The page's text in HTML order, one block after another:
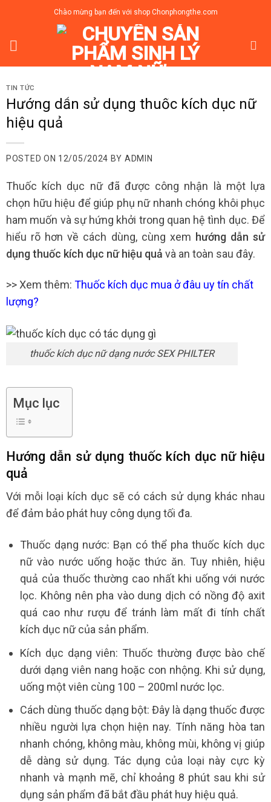
Chào mừng bạn đến với shop Chonphongthe.com
TIN TỨC
Hướng dẫn sử dụng thuốc kích dục nữ
hiệu quả
POSTED ON 12/05/2024 BY ADMIN
Thuốc kích dục nữ đã được công nhận là một lựa
chọn hữu hiệu để giúp phụ nữ nhanh chóng khôi phục
ham muốn và sự hứng khởi trong quan hệ tình dục. Để
hiểu rõ hơn về cách dùng, cùng xem hướng dẫn sử
dụng thuốc kích dục nữ hiệu quả và an toàn sau đây.
>> Xem thêm: Thuốc kích dục mua ở đâu uy tín chất
lượng?
thuốc kích dục nữ dạng nước SEX PHILTER
Mục lục
Hướng dẫn sử dụng thuốc kích dục nữ hiệu
quả
Với mỗi loại kích dục sẽ có cách sử dụng khác nhau
để đảm bảo phát huy công dụng tối đa.
Thuốc dạng nước: Bạn có thể pha thuốc kích dục
nữ vào nước uống hoặc thức ăn. Tuy nhiên, hiệu
quả của thuốc thường cao nhất khi uống với nước
lọc. Không nên pha vào dung dịch có nồng độ axit
quá cao như rượu để tránh làm mất đi tính chất
kích dục nữ của sản phẩm.
Kích dục dạng viên: Thuốc thường được bào chế
dưới dạng viên nang hoặc con nhộng. Khi sử dụng,
uống một viên cùng 100 – 200ml nước lọc.
Cách dùng thuốc dạng bột: Đây là dạng thuốc được
nhiều người lựa chọn hiện nay. Tính năng hòa tan
nhanh chóng, không màu, không mùi, không vị giúp
dễ dàng sử dụng. Tác dụng của loại này cực kỳ
nhanh và mạnh mẽ, chỉ khoảng 8 phút sau khi sử
dụng sản phẩm đã bắt đầu phát huy hiệu quả.